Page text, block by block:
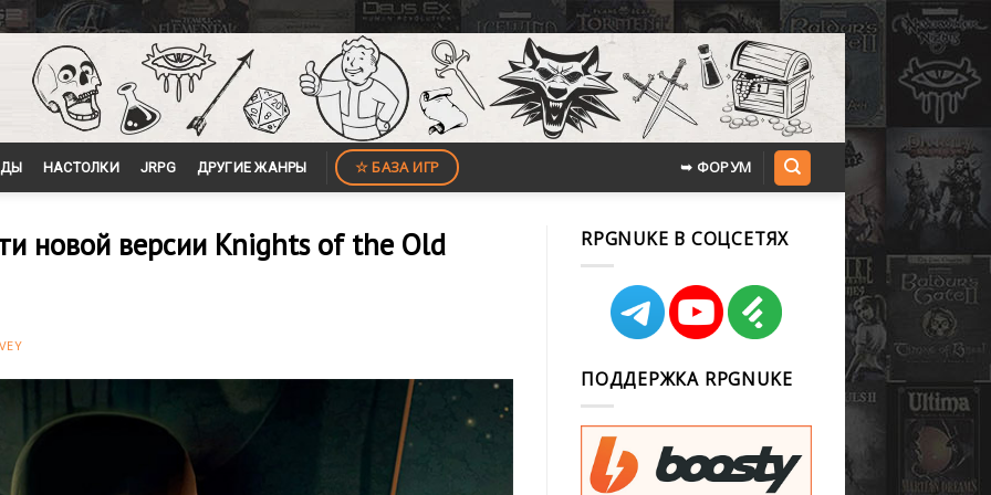
НАСТОЛКИ JRPG ДРУГИЕ ЖАНРЫ ☆ БАЗА ИГР ➥ ФОРУМ
новой версии Knights of the Old
RPGNUKE В СОЦСЕТЯХ
ПОДДЕРЖКА RPGNUKE